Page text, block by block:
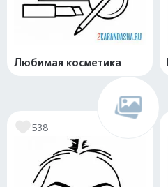
Любимая косметика
538